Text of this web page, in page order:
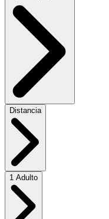
Distancia
1 Adulto